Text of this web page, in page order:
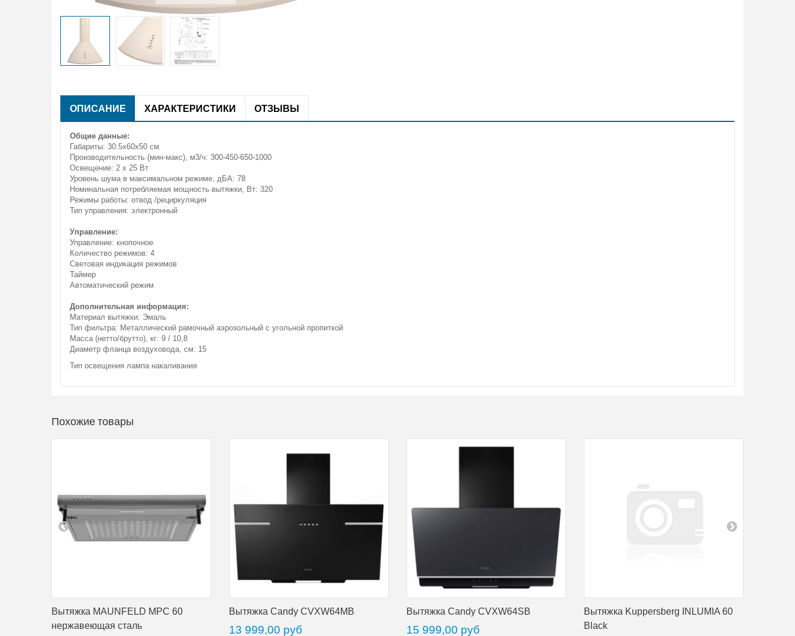
ОПИСАНИЕ ХАРАКТЕРИСТИКИ ОТЗЫВЫ
Общие данные:
Габариты: 30.5x60x50 см
Производительность (мин-макс), м3/ч: 300-450-650-1000
Освещение: 2 x 25 Вт
Уровень шума в максимальном режиме, дБА: 78
Номинальная потребляемая мощность вытяжки, Вт: 320
Режимы работы: отвод /рециркуляция
Тип управления: электронный
Управление:
Управление: кнопочное
Количество режимов: 4
Световая индикация режимов
Таймер
Автоматический режим
Дополнительная информация:
Материал вытяжки: Эмаль
Тип фильтра: Металлический рамочный аэрозольный с угольной пропиткой
Масса (нетто/брутто), кг: 9 / 10,8
Диаметр фланца воздуховода, см: 15
Тип освещения лампа накаливания
Похожие товары
Вытяжка MAUNFELD MPC 60
нержавеющая сталь
Вытяжка Candy CVXW64MB
13 999,00 руб
Вытяжка Candy CVXW64SB
15 999,00 руб
Вытяжка Kuppersberg INLUMIA 60
Black